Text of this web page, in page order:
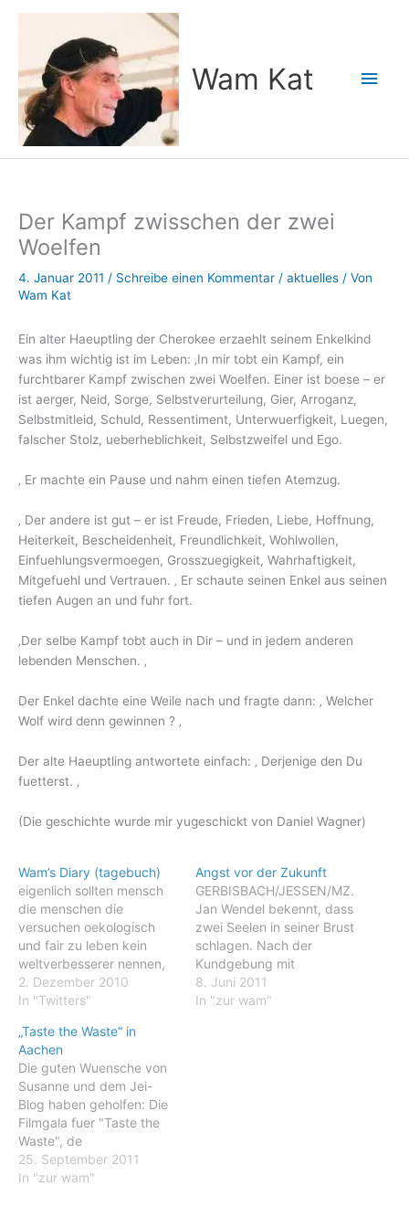
Wam Kat
Der Kampf zwisschen der zwei
Woelfen
4. Januar 2011 / Schreibe einen Kommentar / aktuelles / Von
Wam Kat
Ein alter Haeuptling der Cherokee erzaehlt seinem Enkelkind
was ihm wichtig ist im Leben: ‚In mir tobt ein Kampf, ein
furchtbarer Kampf zwischen zwei Woelfen. Einer ist boese – er
ist aerger, Neid, Sorge, Selbstverurteilung, Gier, Arroganz,
Selbstmitleid, Schuld, Ressentiment, Unterwuerfigkeit, Luegen,
falscher Stolz, ueberheblichkeit, Selbstzweifel und Ego.
‚ Er machte ein Pause und nahm einen tiefen Atemzug.
‚ Der andere ist gut – er ist Freude, Frieden, Liebe, Hoffnung,
Heiterkeit, Bescheidenheit, Freundlichkeit, Wohlwollen,
Einfuehlungsvermoegen, Grosszuegigkeit, Wahrhaftigkeit,
Mitgefuehl und Vertrauen. ‚ Er schaute seinen Enkel aus seinen
tiefen Augen an und fuhr fort.
‚Der selbe Kampf tobt auch in Dir – und in jedem anderen
lebenden Menschen. ‚
Der Enkel dachte eine Weile nach und fragte dann: ‚ Welcher
Wolf wird denn gewinnen ? ‚
Der alte Haeuptling antwortete einfach: ‚ Derjenige den Du
fuetterst. ‚
(Die geschichte wurde mir yugeschickt von Daniel Wagner)
Wam’s Diary (tagebuch)
eigenlich sollten mensch
die menschen die
versuchen oekologisch
und fair zu leben kein
weltverbesserer nennen,
aber alle andere
WELTZERSToeRER... es ist
verbessern wenn mensch
versucht die umwelt nicht
weiter zu zerstoeren, das
ist ziemlich normal,
unnormal ist die andere
lebenstyle die unsere
zukunft und die von…
2. Dezember 2010
In "Twitters"
Angst vor der Zukunft
GERBISBACH/JESSEN/MZ.
Jan Wendel bekennt, dass
zwei Seelen in seiner Brust
schlagen. Nach der
Kundgebung mit
Menschenkette auf dem
Jessener Marktplatz freut
8. Juni 2011
In "zur wam"
„Taste the Waste“ in
Aachen
Die guten Wuensche von
Susanne und dem Jei-
Blog haben geholfen: Die
Filmgala fuer "Taste the
Waste", de
dieFachgesellschaft fuer
Ernaehrungstherapie (FET
25. September 2011
In "zur wam"